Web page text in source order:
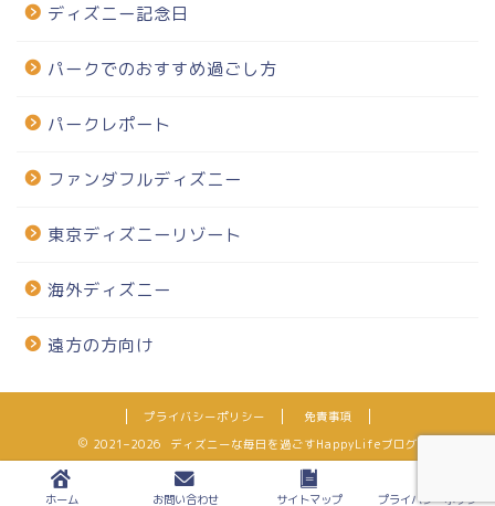
ディズニー記念日
パークでのおすすめ過ごし方
パークレポート
ファンダフルディズニー
東京ディズニーリゾート
海外ディズニー
遠方の方向け
プライバシーポリシー
免責事項
2021–2026 ディズニーな毎日を過ごすHappyLifeブログ
ホーム お問い合わせ サイトマップ プライバシーポリシー